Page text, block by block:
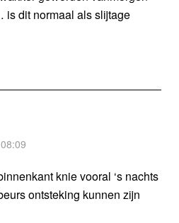
is dit normaal als slijtage
knie vooral ‘s nachts
ontsteking kunnen zijn